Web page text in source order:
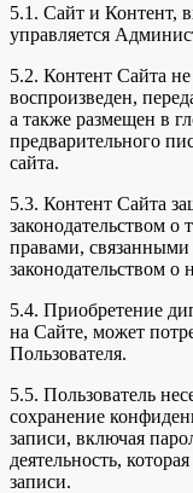
5.1. Сайт и Контент,
управляется
5.2. Контент Сайта
воспроизведен,
а также размещен в
предварительного
сайта.
5.3. Контент Сайта
законодательством о
правами, связанными
законодательством о
5.4. Приобретение
на Сайте, может
Пользователя.
5.5. Пользователь
сохранение
записи, включая
деятельность,
записи.